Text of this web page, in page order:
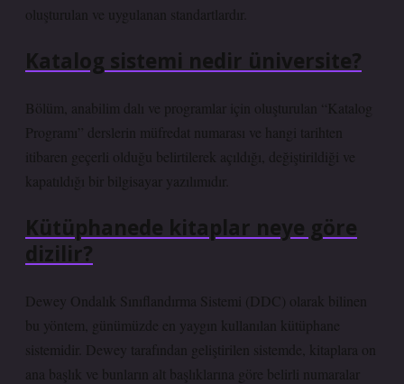
oluşturulan ve uygulanan standartlardır.
Katalog sistemi nedir üniversite?
Bölüm, anabilim dalı ve programlar için oluşturulan “Katalog
Programı” derslerin müfredat numarası ve hangi tarihten
itibaren geçerli olduğu belirtilerek açıldığı, değiştirildiği ve
kapatıldığı bir bilgisayar yazılımıdır.
Kütüphanede kitaplar neye göre
dizilir?
Dewey Ondalık Sınıflandırma Sistemi (DDC) olarak bilinen
bu yöntem, günümüzde en yaygın kullanılan kütüphane
sistemidir. Dewey tarafından geliştirilen sistemde, kitaplara on
ana başlık ve bunların alt başlıklarına göre belirli numaralar